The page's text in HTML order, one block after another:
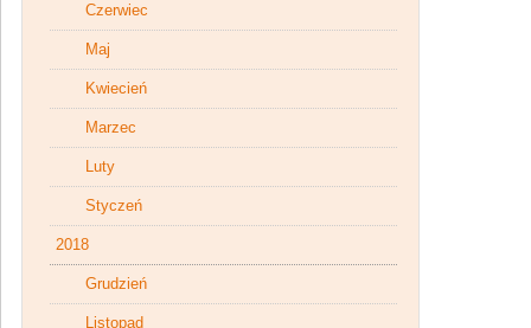
Czerwiec
Maj
Kwiecień
Marzec
Luty
Styczeń
2018
Grudzień
Listopad